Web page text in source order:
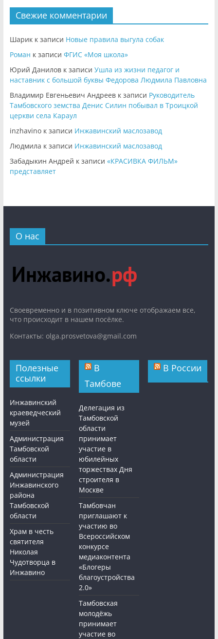
Свежие комментарии
Шарикк записи Новые правила выгула собак
Роман к записи ФГИС «Моя школа»
Юрий Даниловк записи Ушла из жизни педагог и
наставник с большой буквы Федорова Людмила Павловна
Владимир Евгеньевич Андреевк записи Руководитель
Тамбовского земства Денис Силин побывал в Троицкой
церкви села Караул
inzhavinoк записи Инжавинский маслозавод
Людмила к записи Инжавинский маслозавод
Забадыкин Андрей к записи «КРАСИВКА ФИЛЬМ»
представляет
О нас
Cвоевременно и в позитивном ключе отображаем все,
что происходит в нашем посёлке.
Контакты: olga.prosvetova@gmail.com
Полезные
ссылки
Инжавинский
краеведческий
музей
Администрация
Тамбовской
области
Администрация
Инжавинского
района
Тамбовской
области
Храм в честь
святителя
Николая
Чудотворца в
Инжавино
В
Тамбове
Делегация из
Тамбовской
области
принимает
участие в
юбилейных
торжествах Дня
строителя в
Москве
Тамбовчан
приглашают к
участию во
Всероссийском
конкурсе
медиаконтента
«Блогеры
благоустройства
2.0»
Тамбовская
молодёжь
принимает
участие во
В России